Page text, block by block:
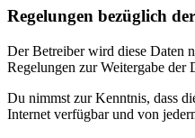
Regelungen bezüglich
Der Betreiber wird diese Daten
Regelungen zur Weitergabe der
Du nimmst zur Kenntnis, dass
Internet verfügbar und von